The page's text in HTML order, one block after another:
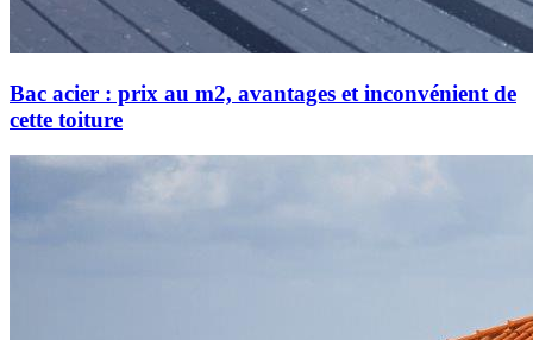
Bac acier : prix au m2, avantages et inconvénient de
cette toiture